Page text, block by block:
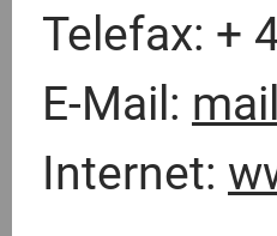
Telefax: +
E-Mail:
Internet: